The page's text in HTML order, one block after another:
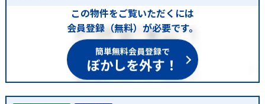
この物件をご覧いただくには
会員登録（無料）が必要です。
簡単無料会員登録で
ぼかしを外す！